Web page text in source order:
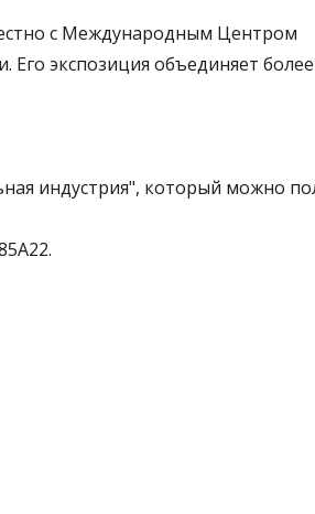
с Международным Центром
Его экспозиция объединяет
индустрия", который можно